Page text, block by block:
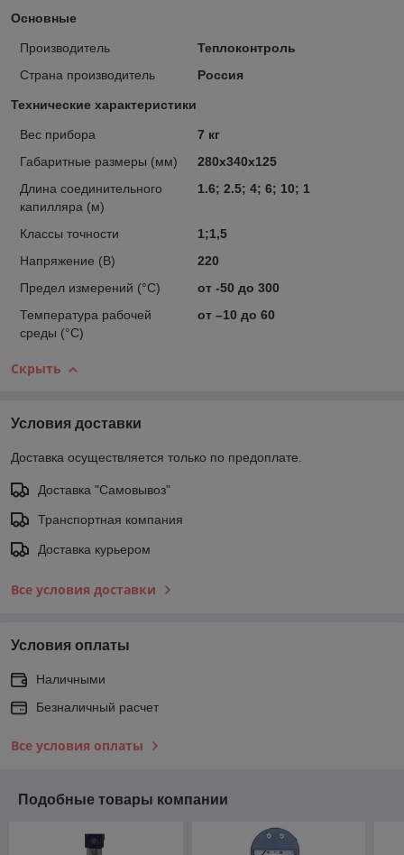
Основные
Производитель
Теплоконтроль
Страна производитель
Россия
Технические характеристики
Вес прибора
7 кг
Габаритные размеры (мм)
280х340х125
Длина соединительного
капилляра (м)
1.6; 2.5; 4; 6; 10; 1
Классы точности
1;1,5
Напряжение (В)
220
Предел измерений (°С)
от -50 до 300
Температура рабочей
среды (°C)
от –10 до 60
Скрыть
Условия доставки
Доставка осуществляется только по предоплате.
Доставка "Самовывоз"
Транспортная компания
Доставка курьером
Все условия доставки
Условия оплаты
Наличными
Безналичный расчет
Все условия оплаты
Подобные товары компании